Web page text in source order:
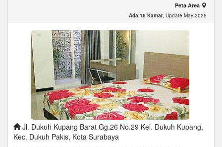
Peta Area
Ada 16 Kamar, Update May 2026
Jl. Dukuh Kupang Barat Gg.26 No.29 Kel. Dukuh Kupang,
Kec. Dukuh Pakis, Kota Surabaya